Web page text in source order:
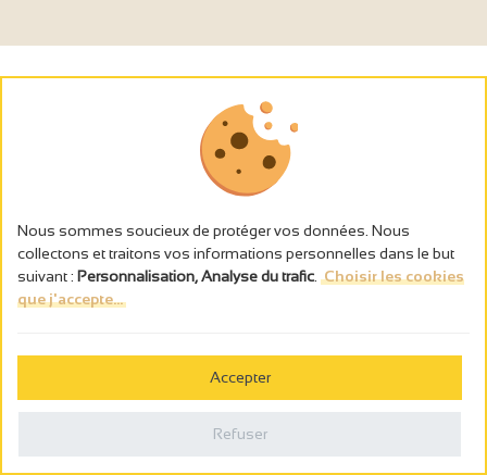
L’abus d’alcool est dangereux pour la santé, à consommer avec
Politique de confidentialité
Nous sommes soucieux de protéger vos données. Nous
collectons et traitons vos informations personnelles dans le but
suivant : Personnalisation, Analyse du trafic Choisir les cookies
que j'accepte...
Accepter
Refuser